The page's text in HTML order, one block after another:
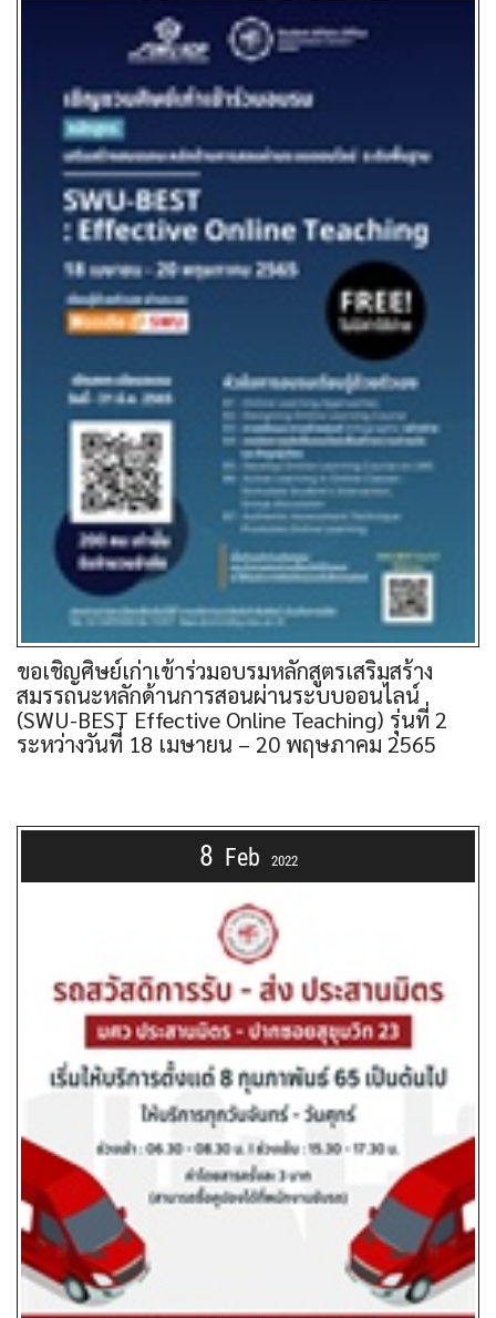
ขอเชิญศิษย์เก่าเข้าร่วมอบรมหลักสูตรเสริมสร้าง
สมรรถนะหลักด้านการสอนผ่านระบบออนไลน์
(SWU-BEST Effective Online Teaching) รุ่นที่ 2
ระหว่างวันที่ 18 เมษายน – 20 พฤษภาคม 2565
8 Feb 2022